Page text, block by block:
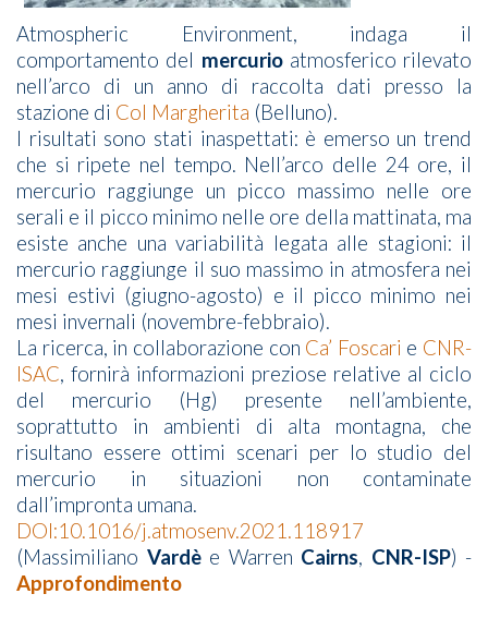
Atmospheric Environment, indaga il
comportamento del mercurioatmosferico rilevato
nell’arco di un anno di raccolta dati presso la
stazione di Col Margherita (Belluno).
I risultati sono stati inaspettati: è emerso un trend
che si ripete nel tempo. Nell’arco delle 24 ore, il
mercurio raggiunge un picco massimo nelle ore
serali e il picco minimo nelle ore della mattinata, ma
esiste anche una variabilità legata alle stagioni: il
mercurio raggiunge il suo massimo in atmosfera nei
mesi estivi (giugno-agosto) e il picco minimo nei
mesi invernali (novembre-febbraio).
La ricerca, in collaborazione con Ca’ Foscari e CNR-
ISAC, fornirà informazioni preziose relative al ciclo
del mercurio (Hg) presente nell’ambiente,
soprattutto in ambienti di alta montagna, che
risultano essere ottimi scenari per lo studio del
mercurio in situazioni non contaminate
dall’impronta umana.
DOI:10.1016/j.atmosenv.2021.118917
(Massimiliano Vardèe Warren Cairns, CNR-ISP) -
Approfondimento